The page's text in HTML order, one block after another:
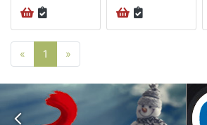
« Poprzednia strona
1 »